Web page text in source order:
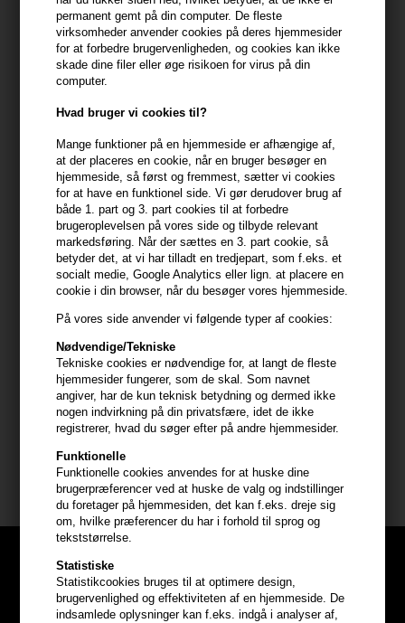
permanent gemt på din computer. De fleste
virksomheder anvender cookies på deres hjemmesider
for at forbedre brugervenligheden, og cookies kan ikke
skade dine filer eller øge risikoen for virus på din
computer.
Hvad bruger vi cookies til?
Mange funktioner på en hjemmeside er afhængige af,
at der placeres en cookie, når en bruger besøger en
hjemmeside, så først og fremmest, sætter vi cookies
for at have en funktionel side. Vi gør derudover brug af
både 1. part og 3. part cookies til at forbedre
brugeroplevelsen på vores side og tilbyde relevant
markedsføring. Når der sættes en 3. part cookie, så
betyder det, at vi har tilladt en tredjepart, som f.eks. et
socialt medie, Google Analytics eller lign. at placere en
cookie i din browser, når du besøger vores hjemmeside.
På vores side anvender vi følgende typer af cookies:
Nødvendige/Tekniske
Tekniske cookies er nødvendige for, at langt de fleste
hjemmesider fungerer, som de skal. Som navnet
angiver, har de kun teknisk betydning og dermed ikke
nogen indvirkning på din privatsfære, idet de ikke
registrerer, hvad du søger efter på andre hjemmesider.
Funktionelle
Funktionelle cookies anvendes for at huske dine
brugerpræferencer ved at huske de valg og indstillinger
du foretager på hjemmesiden, det kan f.eks. dreje sig
om, hvilke præferencer du har i forhold til sprog og
tekststørrelse.
Statistiske
Statistikcookies bruges til at optimere design,
brugervenlighed og effektiviteten af en hjemmeside. De
indsamlede oplysninger kan f.eks. indgå i analyser af,
Få langvarig hold og maksimal kontrol med Four Reasons Original
Extra Strong Hairspray. Denne hårspray sikrer, at din frisure holder
hele dagen med en glansfuld finish.
Egenskaber
Four Reasons Original Extra Strong Hairspray er designet til at give
dit hår et ekstra stærkt hold (holdfaktor 6/6) uden at tynge det.
Sprayen tørrer hurtigt og efterlader ikke rester i håret, hvilket gør
den ideel til både hverdagsbrug og særlige lejligheder. Den
indeholder plejende ingredienser, der beskytter håret mod
udtørring og bevarer dets naturlige glans. Den særlige formel er
desuden modstandsdygtig over for fugt, så din frisure forbliver
intakt selv under fugtige vejrforhold.
Anvendelse
- Ryst flasken godt før brug.
- Spray jævnt med ca. 30 cm afstand til håret.
- Anvend mere produkt på områder, hvor du ønsker ekstra hold.
- Lad hårsprayen tørre i et par sekunder for fuld effekt.
Størrelse: 150ml.
Four Reasons shampoo mm